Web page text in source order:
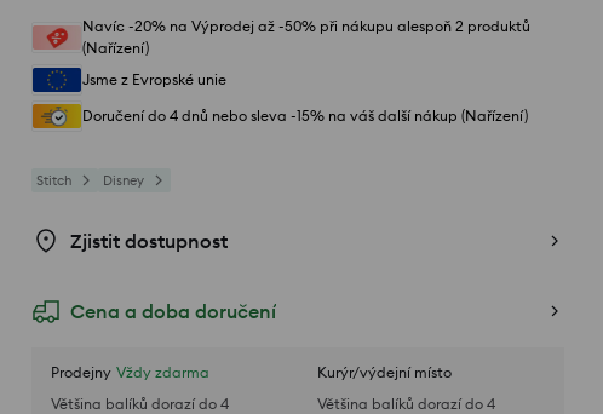
Navíc -20% na Výprodej až -50% při nákupu alespoň 2 produktů
(Nařízení)
Jsme z Evropské unie
Doručení do 4 dnů nebo sleva -15% na váš další nákup (Nařízení)
Stitch Disney
Zjistit dostupnost
Cena a doba doručení
Prodejny Vždy zdarma
Většina balíků dorazí do 4
Kurýr/výdejní místo
Většina balíků dorazí do 4